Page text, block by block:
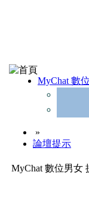
MyChat 數
»
論壇提示
MyChat 數位男女